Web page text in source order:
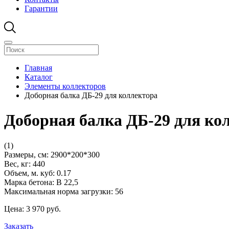
Гарантии
Главная
Каталог
Элементы коллекторов
Доборная балка ДБ-29 для коллектора
Доборная балка ДБ-29 для
(1)
Размеры, см: 2900*200*300
Вес, кг: 440
Объем, м. куб: 0.17
Марка бетона: В 22,5
Максимальная норма загрузки: 56
Цена: 3 970 pуб.
Заказать